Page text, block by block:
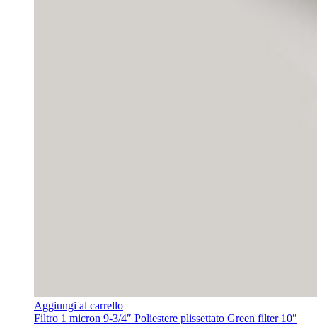
Aggiungi al carrello
Filtro 1 micron 9-3/4″ Poliestere plissettato Green filter 10″